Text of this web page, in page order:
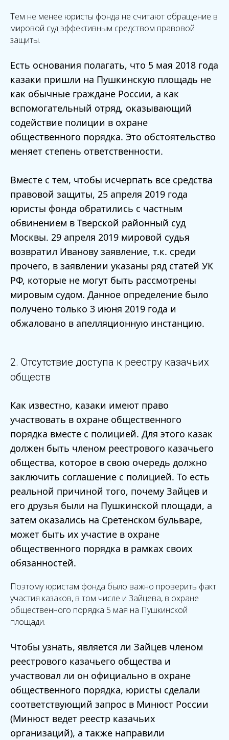
Тем не менее юристы фонда не считают обращение в
мировой суд эффективным средством правовой
защиты.
Есть основания полагать, что 5 мая 2018 года
казаки пришли на Пушкинскую площадь не
как обычные граждане России, а как
вспомогательный отряд, оказывающий
содействие полиции в охране
общественного порядка. Это обстоятельство
меняет степень ответственности.
Вместе с тем, чтобы исчерпать все средства
правовой защиты, 25 апреля 2019 года
юристы фонда обратились с частным
обвинением в Тверской районный суд
Москвы. 29 апреля 2019 мировой судья
возвратил Иванову заявление, т.к. среди
прочего, в заявлении указаны ряд статей УК
РФ, которые не могут быть рассмотрены
мировым судом. Данное определение было
получено только 3 июня 2019 года и
обжаловано в апелляционную инстанцию.
2. Отсутствие доступа к реестру казачьих
обществ
Как известно, казаки имеют право
участвовать в охране общественного
порядка вместе с полицией. Для этого казак
должен быть членом реестрового казачьего
общества, которое в свою очередь должно
заключить соглашение с полицией. То есть
реальной причиной того, почему Зайцев и
его друзья были на Пушкинской площади, а
затем оказались на Сретенском бульваре,
может быть их участие в охране
общественного порядка в рамках своих
обязанностей.
Поэтому юристам фонда было важно проверить факт
участия казаков, в том числе и Зайцева, в охране
общественного порядка 5 мая на Пушкинской
площади.
Чтобы узнать, является ли Зайцев членом
реестрового казачьего общества и
участвовал ли он официально в охране
общественного порядка, юристы сделали
соответствующий запрос в Минюст России
(Минюст ведет реестр казачьих
организаций), а также направили